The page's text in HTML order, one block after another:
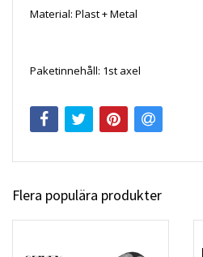
Material: Plast + Metal
Paketinnehåll: 1st axel
Flera populära produkter